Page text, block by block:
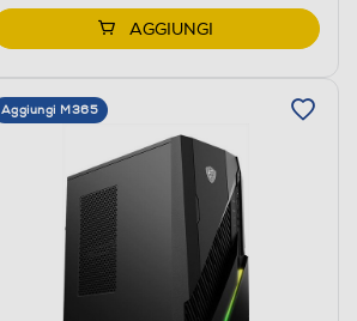
AGGIUNGI
Aggiungi M365